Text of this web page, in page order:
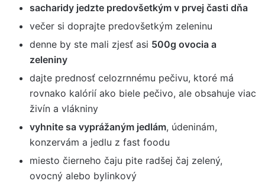
sacharidy jedzte predovšetkým v prvej časti dňa
večer si doprajte predovšetkým zeleninu
denne by ste mali zjesť asi 500g ovocia a
zeleniny
dajte prednosť celozrnnému pečivu, ktoré má
rovnako kalórií ako biele pečivo, ale obsahuje viac
živín a vlákniny
vyhnite sa vyprážaným jedlám, údeninám,
konzervám a jedlu z fast foodu
miesto čierneho čaju pite radšej čaj zelený,
ovocný alebo bylinkový